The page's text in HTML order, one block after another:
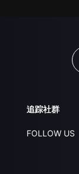
追踪社群
FOLLOW US